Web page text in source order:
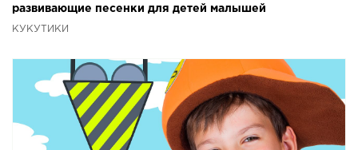
развивающие песенки для детей малышей
КУКУТИКИ